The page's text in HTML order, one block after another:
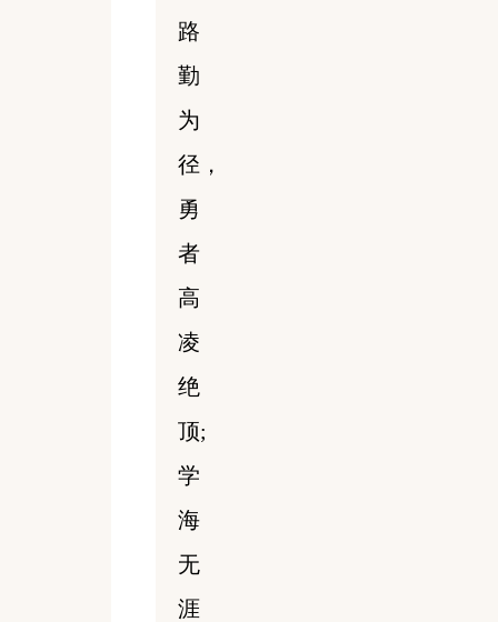
路
勤
为
径，
勇
者
高
凌
绝
顶;
学
海
无
涯